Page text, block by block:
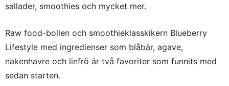
sallader, smoothies och mycket mer.
Raw food-bollen och smoothieklasskikern Blueberry
Lifestyle med ingredienser som blåbär, agave,
nakenhavre och linfrö är två favoriter som funnits med
sedan starten.